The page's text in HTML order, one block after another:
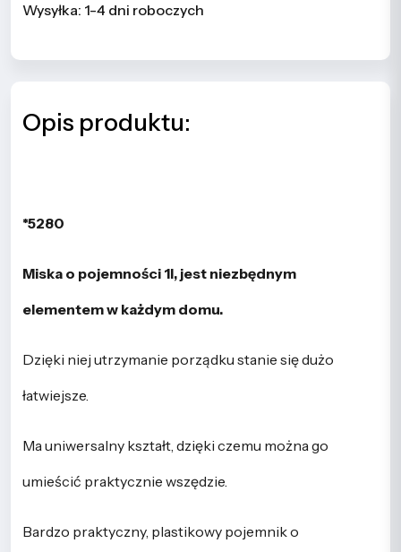
Wysyłka: 1-4 dni roboczych
Opis produktu:
*5280
Miska o pojemności 1l, jest niezbędnym
elementem w każdym domu.
Dzięki niej utrzymanie porządku stanie się dużo
łatwiejsze.
Ma uniwersalny kształt, dzięki czemu można go
umieścić praktycznie wszędzie.
Bardzo praktyczny, plastikowy pojemnik o